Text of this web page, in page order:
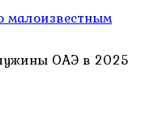
ОАЭ в 2025